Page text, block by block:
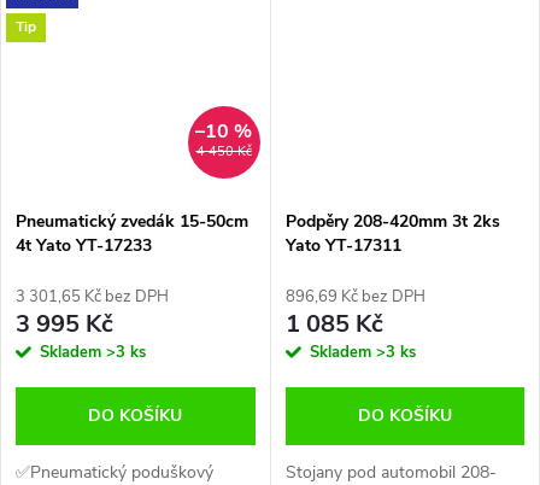
Tip
4 450 Kč
–10 %
Pneumatický zvedák 15-50cm
4t Yato YT-17233
3 301,65 Kč bez DPH
3 995 Kč
Skladem >3 ks
DO KOŠÍKU
✅Pneumatický poduškový
Podpěry 208-420mm 3t 2ks
Yato YT-17311
896,69 Kč bez DPH
1 085 Kč
Skladem >3 ks
DO KOŠÍKU
Stojany pod automobil 208-